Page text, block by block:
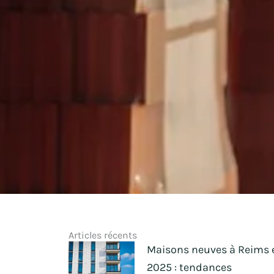
Articles récents
Maisons neuves à Reims
2025 : tendances